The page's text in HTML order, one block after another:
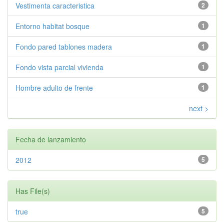
2
Vestimenta caracteristica
1
Entorno habitat bosque
1
Fondo pared tablones madera
1
Fondo vista parcial vivienda
1
Hombre adulto de frente
next >
Fecha de lanzamiento
5
2012
Has File(s)
5
true